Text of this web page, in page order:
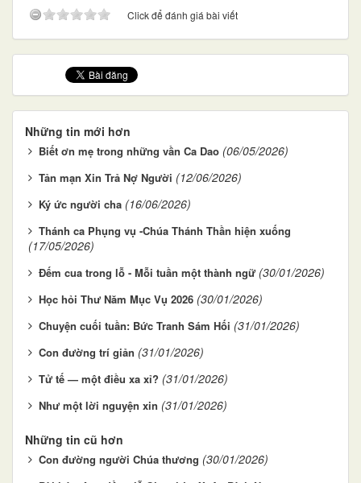
Click để đánh giá bài viết
Những tin mới hơn
Biết ơn mẹ trong những vần Ca Dao (06/05/2026)
Tản mạn Xin Trả Nợ Người (12/06/2026)
Ký ức người cha (16/06/2026)
Thánh ca Phụng vụ -Chúa Thánh Thần hiện xuống
(17/05/2026)
Đếm cua trong lỗ - Mỗi tuần một thành ngữ (30/01/2026)
Học hỏi Thư Năm Mục Vụ 2026 (30/01/2026)
Chuyện cuối tuần: Bức Tranh Sám Hối (31/01/2026)
Con đường trí giản (31/01/2026)
Tử tế — một điều xa xỉ? (31/01/2026)
Như một lời nguyện xin (31/01/2026)
Những tin cũ hơn
Con đường người Chúa thương (30/01/2026)